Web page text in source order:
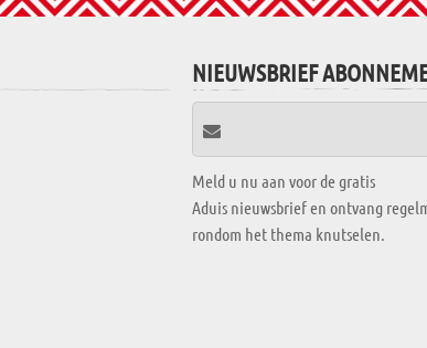
NIEUWSBRIEF
Meld u nu aan voor de gratis
Aduis nieuwsbrief en ontvang
rondom het thema knutselen.